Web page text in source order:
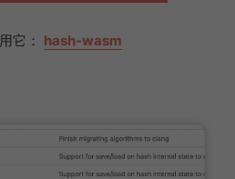
它： hash-wasm